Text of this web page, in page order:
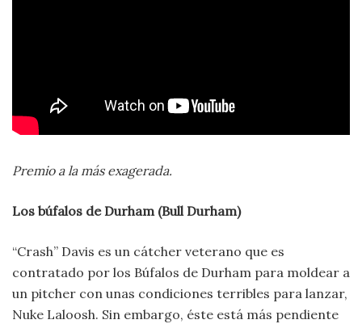
Premio a la más exagerada.
Los búfalos de Durham (Bull Durham)
“Crash” Davis es un cátcher veterano que es
contratado por los Búfalos de Durham para moldear a
un pitcher con unas condiciones terribles para lanzar,
Nuke Laloosh. Sin embargo, éste está más pendiente